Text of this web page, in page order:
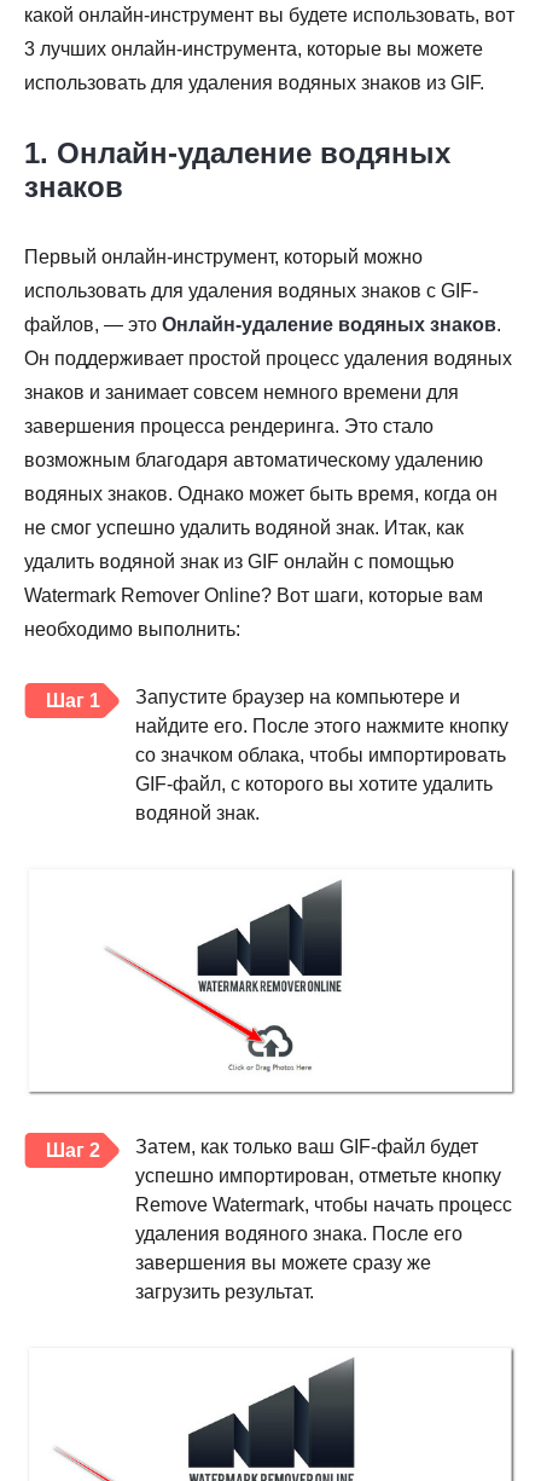
какой онлайн-инструмент вы будете использовать, вот
3 лучших онлайн-инструмента, которые вы можете
использовать для удаления водяных знаков из GIF.
1. Онлайн-удаление водяных
знаков
Первый онлайн-инструмент, который можно
использовать для удаления водяных знаков с GIF-
файлов, — это Онлайн-удаление водяных знаков.
Он поддерживает простой процесс удаления водяных
знаков и занимает совсем немного времени для
завершения процесса рендеринга. Это стало
возможным благодаря автоматическому удалению
водяных знаков. Однако может быть время, когда он
не смог успешно удалить водяной знак. Итак, как
удалить водяной знак из GIF онлайн с помощью
Watermark Remover Online? Вот шаги, которые вам
необходимо выполнить:
Шаг 1
Запустите браузер на компьютере и
найдите его. После этого нажмите кнопку
со значком облака, чтобы импортировать
GIF-файл, с которого вы хотите удалить
водяной знак.
Шаг 2
Затем, как только ваш GIF-файл будет
успешно импортирован, отметьте кнопку
Remove Watermark, чтобы начать процесс
удаления водяного знака. После его
завершения вы можете сразу же
загрузить результат.